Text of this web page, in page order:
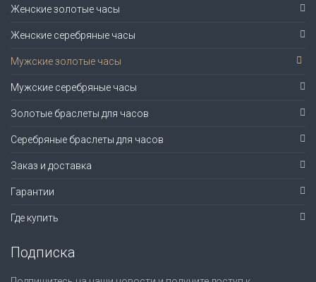
Женские золотые часы
Женские серебряные часы
Мужские золотые часы
Мужские серебряные часы
Золотые браслеты для часов
Серебряные браслеты для часов
Заказ и доставка
Гарантии
Где купить
Подписка